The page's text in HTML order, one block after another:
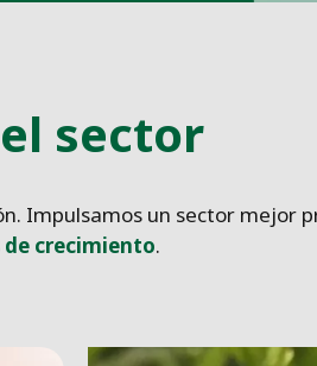
sector
Impulsamos un sector mejor
crecimiento.